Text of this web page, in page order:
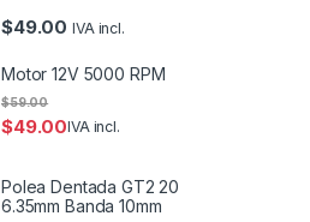
$49.00 IVA incl.
Motor 12V 5000 RPM
$49.00
$59.00
IVA incl.
Polea Dentada GT2 20
6.35mm Banda 10mm